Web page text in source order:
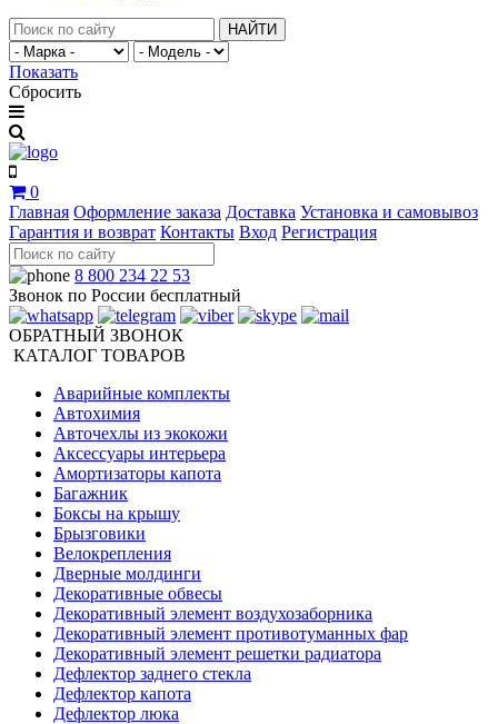
НАЙТИ
Показать
Сбросить
0
Главная Оформление заказа Доставка Установка и самовывоз
Гарантия и возврат Контакты Вход Регистрация
8 800 234 22 53
Звонок по России бесплатный
ОБРАТНЫЙ ЗВОНОК
КАТАЛОГ ТОВАРОВ
Аварийные комплекты
Автохимия
Авточехлы из экокожи
Аксессуары интерьера
Амортизаторы капота
Багажник
Боксы на крышу
Брызговики
Велокрепления
Дверные молдинги
Декоративные обвесы
Декоративный элемент воздухозаборника
Декоративный элемент противотуманных фар
Декоративный элемент решетки радиатора
Дефлектор заднего стекла
Дефлектор капота
Дефлектор люка